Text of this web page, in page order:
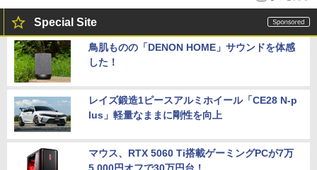
Special Site
鳥肌ものの「DENON HOME」サウンドを体感
した！
レイズ鍛造1ピースアルミホイール「CE28 N-p
lus」軽量なままに剛性を向上
マウス、RTX 5060 Ti搭載ゲーミングPCが7万